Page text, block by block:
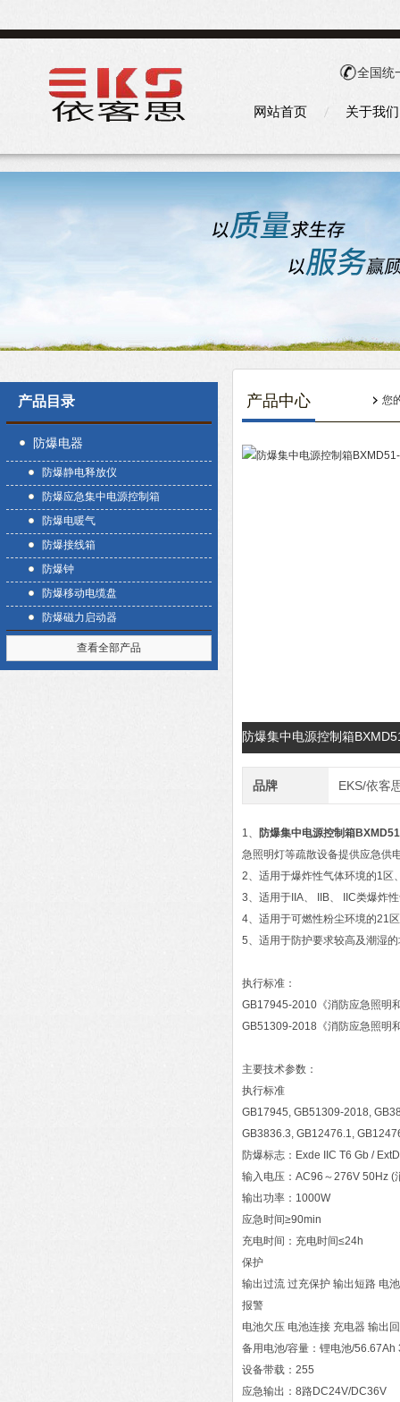
全国统
网站首页 关于我们
产品目录
防爆电器
防爆静电释放仪
防爆应急集中电源控制箱
防爆电暖气
防爆接线箱
防爆钟
防爆移动电缆盘
防爆磁力启动器
查看全部产品
产品中心 您
防爆集中电源控制箱
品牌 EKS/依客
1、
防爆集中电源控制箱
急照明灯等疏散设备提供应急供
2、适用于爆炸性气体环境的1区
3、适用于IIA、 IIB、 IIC类爆炸
4、适用于可燃性粉尘环境的21
5、适用于防护要求较高及潮湿
执行标准：
GB17945-2010《消防应急照明
GB51309-2018《消防应急照明
主要技术参数：
执行标准
GB17945, GB51309-2018,
GB3836.3, GB12476.1,
防爆标志：Exde IIC T6 Gb /
输入电压：AC96～276V 50Hz (
输出功率：1000W
应急时间≥90min
充电时间：充电时间≤24h
保护
输出过流 过充保护 输出短路 电
报警
电池欠压 电池连接 充电器 输出
备用电池/容量：锂电池/56.67Ah
设备带载：255
应急输出：8路DC24V/DC36V